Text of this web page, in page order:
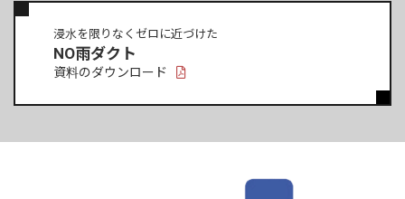
浸水を限りなくゼロに近づけた
NO雨ダクト
資料のダウンロード